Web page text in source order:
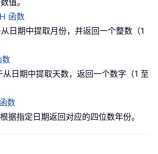
函数
日期中提取月份，并返回一个整数（1
数
从日期中提取天数，返回一个数字（1 至
数
据指定日期返回对应的四位数年份。